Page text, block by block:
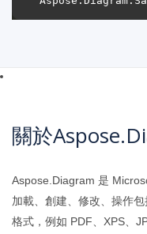
關於
Aspose.Diagram 是
加載、創建、修改、操作
格式，例如 PDF、XPS、